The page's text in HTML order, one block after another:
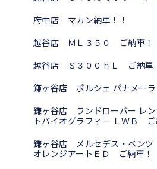
府中店 マカン納車！！
越谷店 ＭＬ３５０ ご納車！
越谷店 Ｓ３００ｈＬ ご納車
鎌ヶ谷店 ポルシェ パナメー
鎌ヶ谷店 ランドローバー レン
トバイオグラフィー ＬＷＢ ご
鎌ヶ谷店 メルセデス・ベンツ
オレンジアートＥＤ ご納車！